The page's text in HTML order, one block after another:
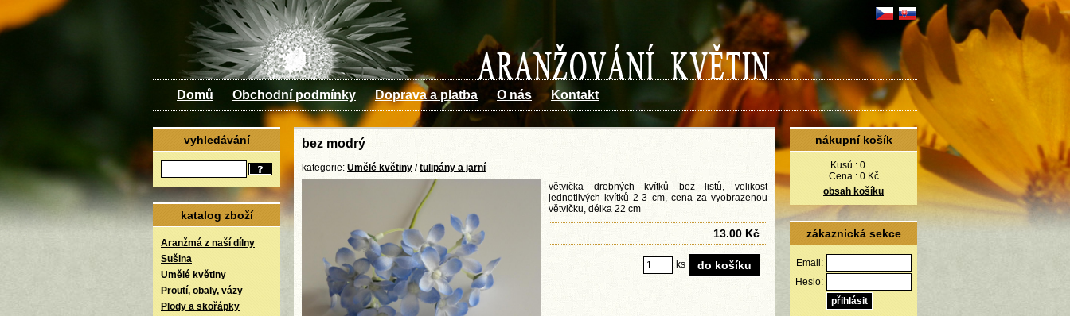
Domů Obchodní podmínky Doprava a platba O nás Kontakt
vyhledávání
katalog zboží
Aranžmá z naší dílny
Sušina
Umělé květiny
Proutí, obaly, vázy
Plody a skořápky
nákupní košík
Kusů : 0
Cena : 0 Kč
obsah košíku
zákaznická sekce
Email:
Heslo:
bez modrý
kategorie: Umělé květiny /tulipány a jarní
větvička drobných kvítků bez listů, velikost
jednotlivých kvítků 2-3 cm, cena za vyobrazenou
větvičku, délka 22 cm
13.00 Kč
ks